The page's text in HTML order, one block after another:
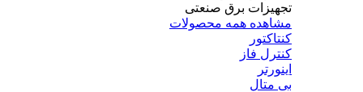
تجهیزات برق صنعتی
مشاهده همه محصولات
کنتاکتور
کنترل فاز
اینورتر
بی متال